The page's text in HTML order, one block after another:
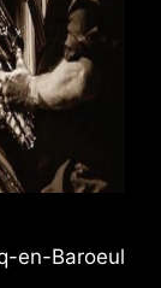
en-Baroeul